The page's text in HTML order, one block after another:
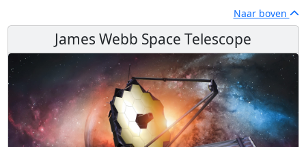
Naar boven
James Webb Space Telescope